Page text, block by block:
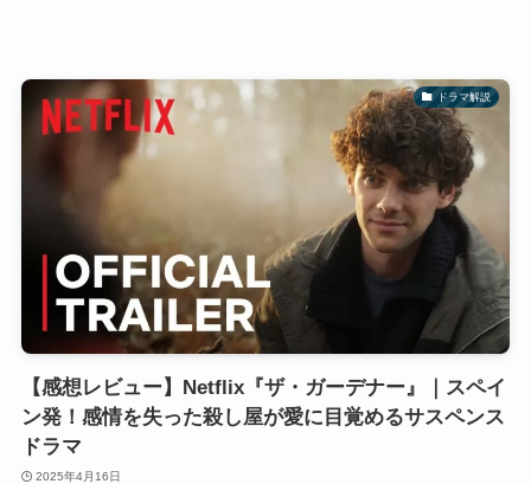
ドラマ解説
【感想レビュー】Netflix『ザ・ガーデナー』｜スペイ
ン発！感情を失った殺し屋が愛に目覚めるサスペンス
ドラマ
2025年4月16日